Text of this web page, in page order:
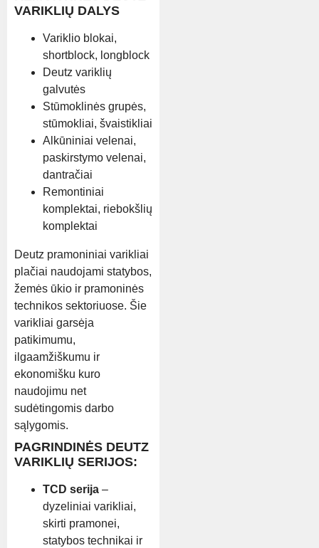
VARIKLIŲ DALYS
Variklio blokai,
shortblock, longblock
Deutz variklių
galvutės
Stūmoklinės grupės,
stūmokliai, švaistikliai
Alkūniniai velenai,
paskirstymo velenai,
dantračiai
Remontiniai
komplektai, riebokšlių
komplektai
Deutz pramoniniai varikliai
plačiai naudojami statybos,
žemės ūkio ir pramoninės
technikos sektoriuose. Šie
varikliai garsėja
patikimumu,
ilgaamžiškumu ir
ekonomišku kuro
naudojimu net
sudėtingomis darbo
sąlygomis.
PAGRINDINĖS DEUTZ
VARIKLIŲ SERIJOS:
TCD serija –
dyzeliniai varikliai,
skirti pramonei,
statybos technikai ir